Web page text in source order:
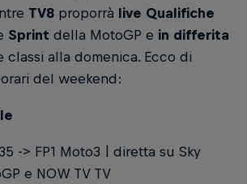
TV8 proporrà live Qualifiche
Sprint della MotoGP e in differita
classi alla domenica. Ecco di
del weekend:
-> FP1 Moto3 | diretta su Sky
e NOW TV TV